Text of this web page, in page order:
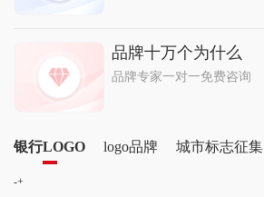
品牌十万个为什么
品牌专家一对一免费咨询
银行LOGO logo品牌 城市标志征集
-+